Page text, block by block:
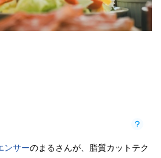
ンサーのまるさんが、脂質カットテク